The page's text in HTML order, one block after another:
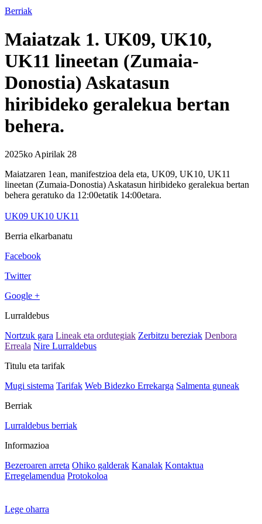
Berriak
Maiatzak 1. UK09, UK10,
UK11 lineetan (Zumaia-
Donostia) Askatasun
hiribideko geralekua bertan
behera.
2025ko Apirilak 28
Maiatzaren 1ean, manifestzioa dela eta, UK09, UK10, UK11
lineetan (Zumaia-Donostia) Askatasun hiribideko geralekua bertan
behera geratuko da 12:00etatik 14:00etara.
UK09 UK10 UK11
Berria elkarbanatu
Facebook
Twitter
Google +
Lurraldebus
Nortzuk gara Lineak eta ordutegiak Zerbitzu bereziak Denbora
Erreala Nire Lurraldebus
Titulu eta tarifak
Mugi sistema Tarifak Web Bidezko Errekarga Salmenta guneak
Berriak
Lurraldebus berriak
Informazioa
Bezeroaren arreta Ohiko galderak Kanalak Kontaktua
Erregelamendua Protokoloa
Lege oharra